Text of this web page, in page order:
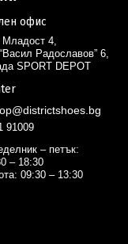
офис
4,
Радославов” 6,
SPORT DEPOT
91009
– петък:
– 18:30
09:30 – 13:30